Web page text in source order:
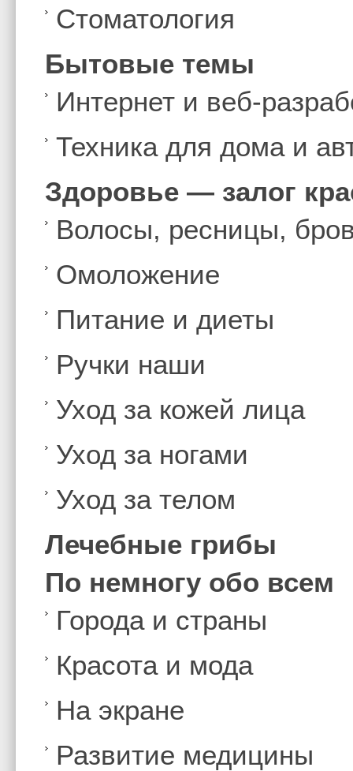
Стоматология
Бытовые темы
Интернет и веб-
Техника для дома и
Здоровье — залог
Волосы, ресницы,
Омоложение
Питание и диеты
Ручки наши
Уход за кожей лица
Уход за ногами
Уход за телом
Лечебные грибы
По немногу обо всем
Города и страны
Красота и мода
На экране
Развитие медицины